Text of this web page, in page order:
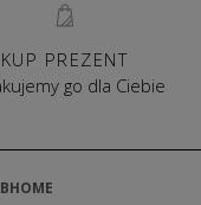
KUP PREZENT
go dla Ciebie